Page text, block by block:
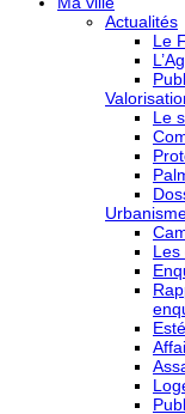
Actualités
Le
Le
Les